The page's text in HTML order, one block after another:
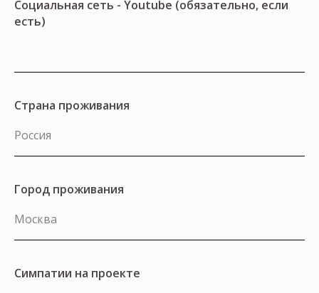
Социальная сеть - Youtube (обязательно, если
есть)
Страна проживания
Город проживания
Симпатии на проекте